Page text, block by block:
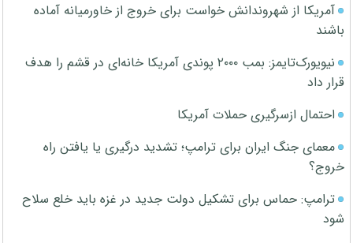
آمریکا از شهروندانش خواست برای خروج از خاورمیانه آماده
باشند
نیویورک‌تایمز: بمب ۲۰۰۰ پوندی آمریکا خانه‌ای در قشم را هدف
قرار داد
احتمال ازسرگیری حملات آمریکا
معمای جنگ ایران برای ترامپ؛ تشدید درگیری یا یافتن راه
خروج؟
ترامپ: حماس برای تشکیل دولت جدید در غزه باید خلع سلاح
شود